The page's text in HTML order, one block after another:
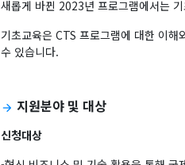
새롭게 바뀐 2023년 프로그램에서는
기초교육은 CTS 프로그램에 대한 이
수 있습니다.
arrow_forward 지원분야 및 대상
신청대상